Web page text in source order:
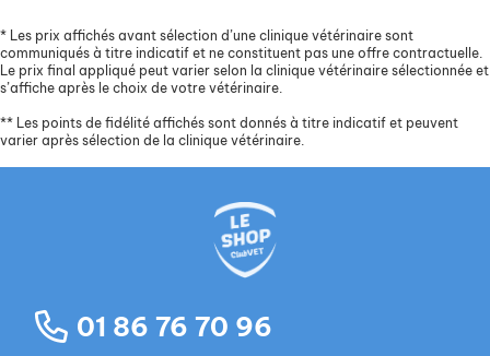
* Les prix affichés avant sélection d’une clinique vétérinaire sont
communiqués à titre indicatif et ne constituent pas une offre contractuelle.
Le prix final appliqué peut varier selon la clinique vétérinaire sélectionnée et
s’affiche après le choix de votre vétérinaire.
** Les points de fidélité affichés sont donnés à titre indicatif et peuvent
varier après sélection de la clinique vétérinaire.
01 86 76 70 96